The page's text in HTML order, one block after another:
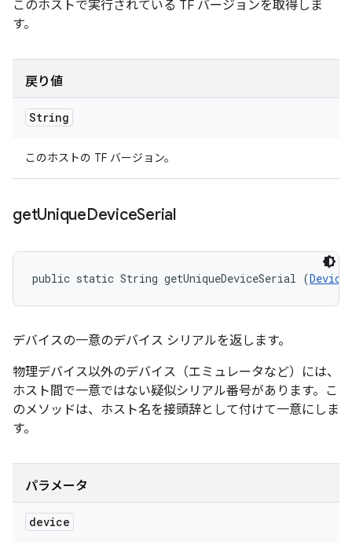
このホストで実行されている TF バージョンを取得しま
す。
戻り値
String
このホストの TF バージョン。
getUniqueDeviceSerial
public static String getUniqueDeviceSerial (
デバイスの一意のデバイス シリアルを返します。
物理デバイス以外のデバイス（エミュレータなど）には、
ホスト間で一意ではない疑似シリアル番号があります。こ
のメソッドは、ホスト名を接頭辞として付けて一意にしま
す。
パラメータ
device